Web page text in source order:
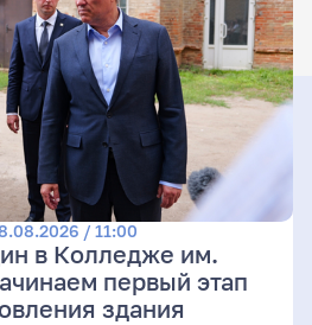
/ 11:00
в Колледже им.
первый этап
здания